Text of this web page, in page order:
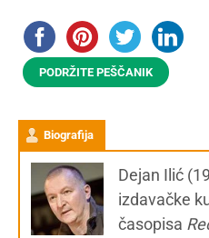
PODRŽITE PEŠČANIK
Biografija
Dejan Ilić
izdavačke
časopisa